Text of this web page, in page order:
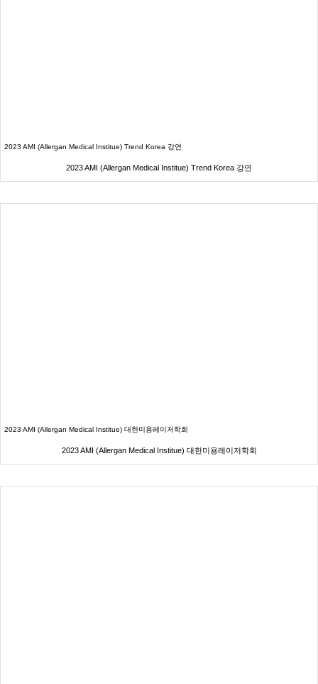
2023 AMI (Allergan Medical Institue) Trend Korea 강연
2023 AMI (Allergan Medical Institue) Trend Korea 강연
2023 AMI (Allergan Medical Institue) 대한미용레이저학회
2023 AMI (Allergan Medical Institue) 대한미용레이저학회